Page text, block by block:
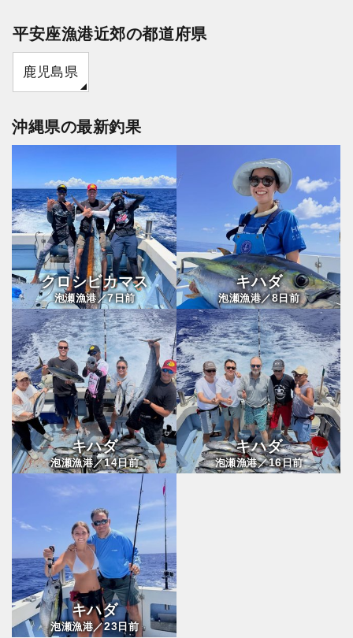
平安座漁港近郊の都道府県
鹿児島県
沖縄県の最新釣果
クロシビカマス
泡瀬漁港／7日前
キハダ
泡瀬漁港／8 日前
キハダ
泡瀬漁港／14日前
キハダ
泡瀬漁港／16日前
キハダ
泡瀬漁港／23日前